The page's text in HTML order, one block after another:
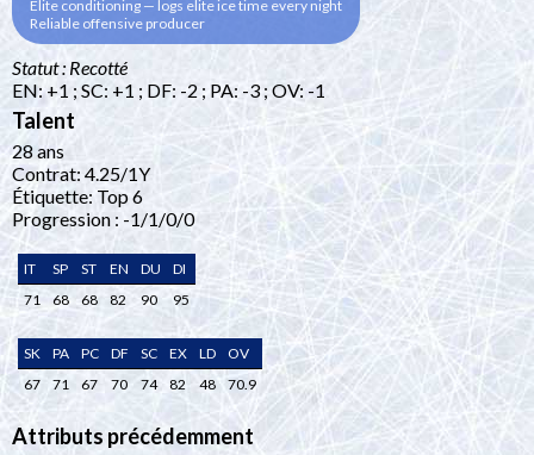
Elite conditioning — logs elite ice time every night
Reliable offensive producer
Statut : Recotté
EN: +1 ; SC: +1 ; DF: -2 ; PA: -3 ; OV: -1
Talent
28 ans
Contrat: 4.25/1Y
Étiquette: Top 6
Progression : -1/1/0/0
IT SP ST EN DU
DI
71
68 68 82 90 95
SK PA PC DF SC EX LD
OV
67
71 67 70 74 82 48 70.9
Attributs précédemment